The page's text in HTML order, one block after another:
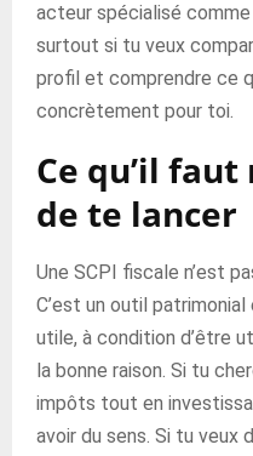
acteur spécialisé comme
surtout si tu veux
profil et comprendre ce
concrètement pour toi.
Ce qu’il
de te lancer
Une SCPI fiscale n’est
C’est un outil
utile, à condition d’être
la bonne raison. Si tu
impôts tout en
avoir du sens. Si tu veux